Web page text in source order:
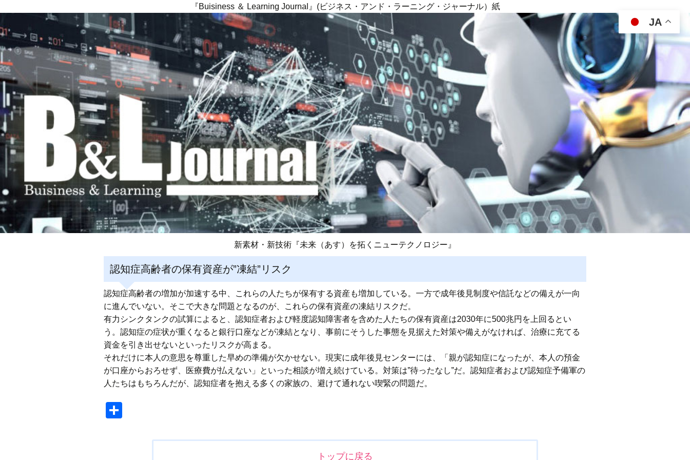
『Buisiness ＆ Learning Journal』(ビジネス・アンド・ラーニング・ジャーナル）紙
新素材・新技術『未来（あす）を拓くニューテクノロジー』
認知症高齢者の保有資産が”凍結”リスク
認知症高齢者の増加が加速する中、これらの人たちが保有する資産も増加している。一方で成年後見制度や信託などの備えが一向
に進んでいない。そこで大きな問題となるのが、これらの保有資産の凍結リスクだ。
有力シンクタンクの試算によると、認知症者および軽度認知障害者を含めた人たちの保有資産は2030年に500兆円を上回るとい
う。認知症の症状が重くなると銀行口座などが凍結となり、事前にそうした事態を見据えた対策や備えがなければ、治療に充てる
資金を引き出せないといったリスクが高まる。
それだけに本人の意思を尊重した早めの準備が欠かせない。現実に成年後見センターには、「親が認知症になったが、本人の預金
が口座からおろせず、医療費が払えない」といった相談が増え続けている。対策は”待ったなし”だ。認知症者および認知症予備軍の
人たちはもちろんだが、認知症者を抱える多くの家族の、避けて通れない喫緊の問題だ。
トップに戻る
JA